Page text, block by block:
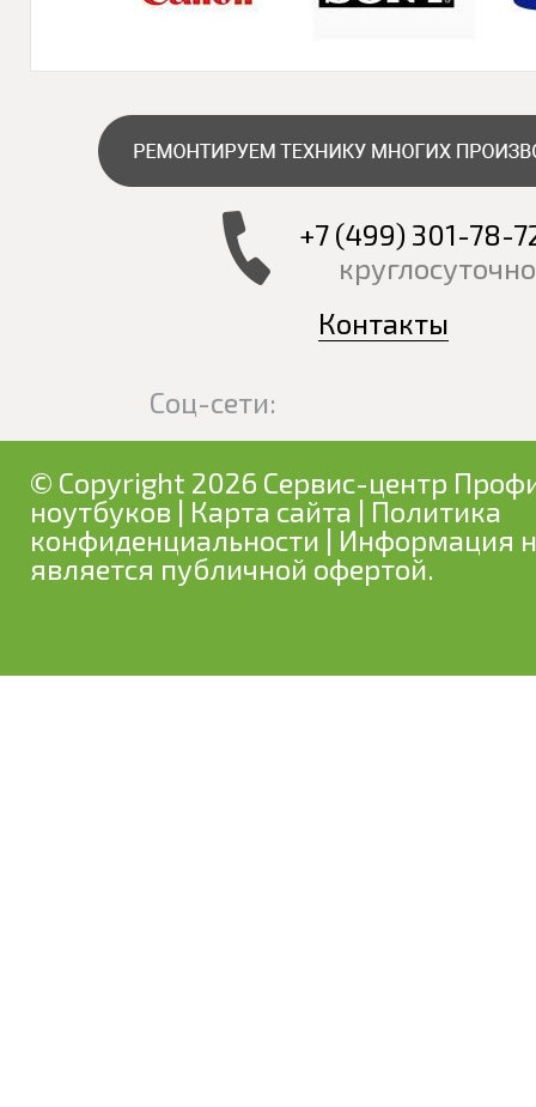
+7 (499) 301-78-
Контакты
Соц-сети:
© Copyright 2026 Сервис-центр
ноутбуков | Карта сайта | Политика
конфиденциальности | Информация
является публичной офертой.